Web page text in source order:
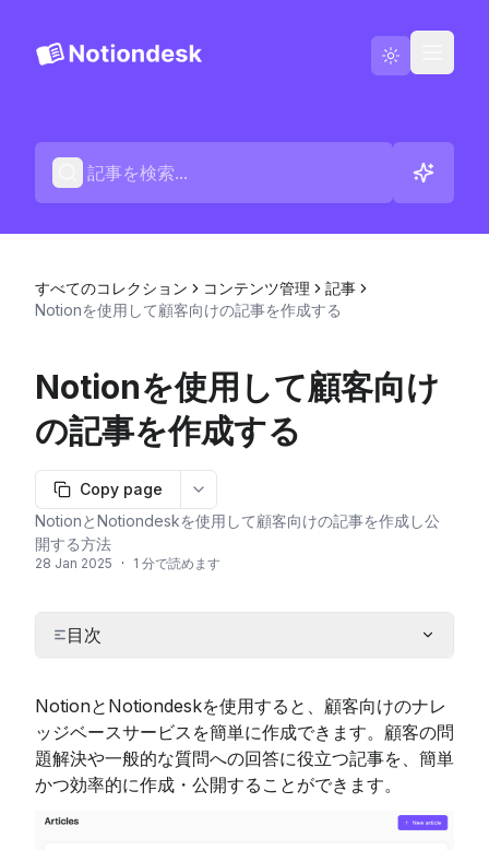
Blog
日本語
変更履歴
すべてのコレクション コンテンツ管理
記事
Notionを使用して顧客向けの記事を作成する
Notionを使用して顧客向け
の記事を作成する
Copy page
More options
NotionとNotiondeskを使用して顧客向けの記事を作成し公
開する方法
28 Jan 2025 · 1 分で読めます
目次
NotionとNotiondeskを使用すると、顧客向けのナレ
ッジベースサービスを簡単に作成できます。顧客の問
題解決や一般的な質問への回答に役立つ記事を、簡単
かつ効率的に作成・公開することができます。